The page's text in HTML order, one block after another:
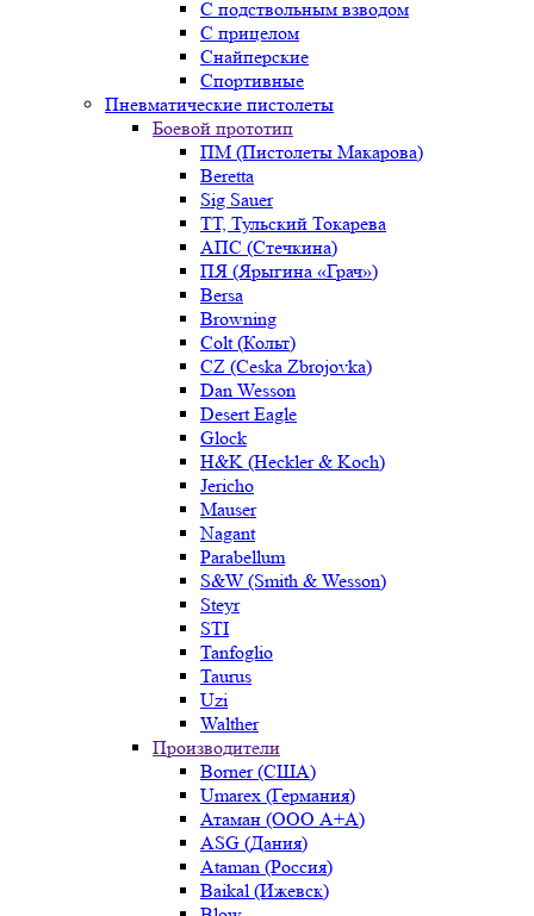
С подствольным взводом
С прицелом
Снайперские
Спортивные
Пневматические пистолеты
Боевой прототип
ПМ (Пистолеты Макарова)
Beretta
Sig Sauer
ТТ, Тульский Токарева
АПС (Стечкина)
ПЯ (Ярыгина «Грач»)
Bersa
Browning
Colt (Кольт)
CZ (Ceska Zbrojovka)
Dan Wesson
Desert Eagle
Glock
H&K (Heckler & Koch)
Jericho
Mauser
Nagant
Parabellum
S&W (Smith & Wesson)
Steyr
STI
Tanfoglio
Taurus
Uzi
Walther
Производители
Borner (США)
Umarex (Германия)
Атаман (ООО А+А)
ASG (Дания)
Ataman (Россия)
Baikal (Ижевск)